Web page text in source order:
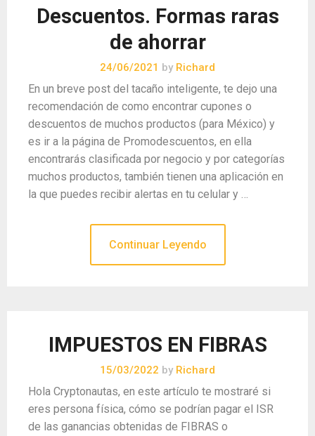
Descuentos. Formas raras
de ahorrar
24/06/2021 by Richard
En un breve post del tacaño inteligente, te dejo una
recomendación de como encontrar cupones o
descuentos de muchos productos (para México) y
es ir a la página de Promodescuentos, en ella
encontrarás clasificada por negocio y por categorías
muchos productos, también tienen una aplicación en
la que puedes recibir alertas en tu celular y …
Continuar Leyendo
IMPUESTOS EN FIBRAS
15/03/2022 by Richard
Hola Cryptonautas, en este artículo te mostraré si
eres persona física, cómo se podrían pagar el ISR
de las ganancias obtenidas de FIBRAS o